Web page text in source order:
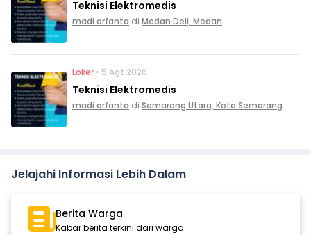
Teknisi Elektromedis
madi arfanta di Medan Deli, Medan
Loker • 5 Agt 2026
Teknisi Elektromedis
madi arfanta di Semarang Utara, Kota Semarang
Jelajahi Informasi Lebih Dalam
Berita Warga
Kabar berita terkini dari warga